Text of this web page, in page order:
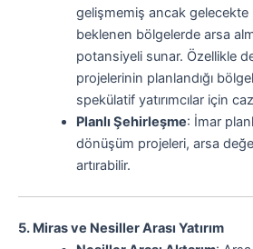
gelişmemiş ancak gelecekte
beklenen bölgelerde arsa
potansiyeli sunar. Özellikle
projelerinin planlandığı
spekülatif yatırımcılar için
Planlı Şehirleşme: İmar
dönüşüm projeleri, arsa
artırabilir.
5. Miras ve Nesiller Arası Yatırım